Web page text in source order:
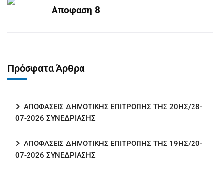
Αποφαση 8
Πρόσφατα Άρθρα
ΑΠΟΦΑΣΕΙΣ ΔΗΜΟΤΙΚΗΣ ΕΠΙΤΡΟΠΗΣ ΤΗΣ 20ΗΣ/28-
07-2026 ΣΥΝΕΔΡΙΑΣΗΣ
ΑΠΟΦΑΣΕΙΣ ΔΗΜΟΤΙΚΗΣ ΕΠΙΤΡΟΠΗΣ ΤΗΣ 19ΗΣ/20-
07-2026 ΣΥΝΕΔΡΙΑΣΗΣ